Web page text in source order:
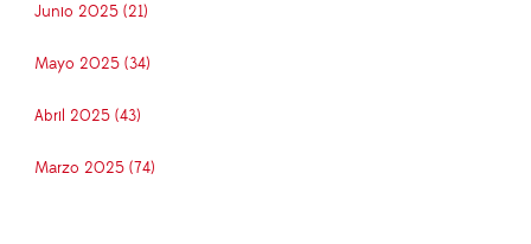
Junio 2025 (21)
Mayo 2025 (34)
Abril 2025 (43)
Marzo 2025 (74)